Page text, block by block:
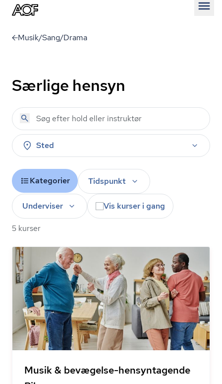
Musik/Sang/Drama
Særlige hensyn
Sted
Kategorier Tidspunkt
Underviser Vis kurser i gang
5 kurser
Musik & bevægelse-hensyntagende